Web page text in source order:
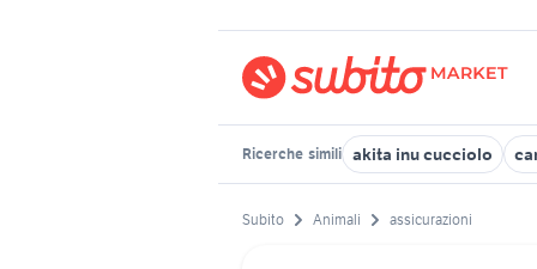
Ricerche simili akita inu cucciolo
Subito Animali assicurazioni